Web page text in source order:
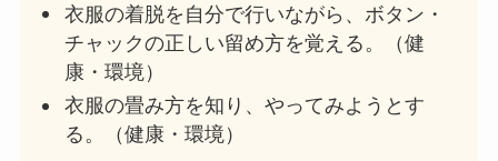
衣服の着脱を自分で行いながら、ボタン・
チャックの正しい留め方を覚える。（健
康・環境）
衣服の畳み方を知り、やってみようとす
る。（健康・環境）